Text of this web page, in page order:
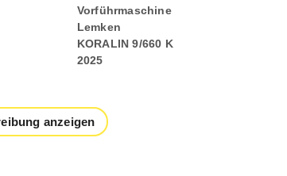
Vorführmaschine
Lemken
KORALIN 9/660 K
2025
anzeigen